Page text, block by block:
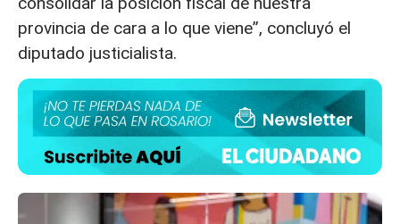
provincia de cara a lo que viene”, concluyó el
diputado justicialista.